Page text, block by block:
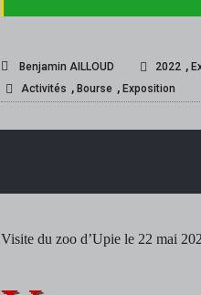
Benjamin AILLOUD 2022 ,
Activités , Bourse , Exposition
Visite du zoo d’Upie le 22 mai